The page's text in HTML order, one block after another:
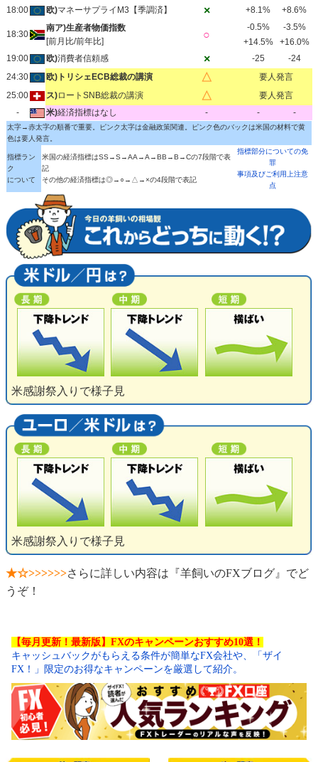
18:00
欧)マネーサプライM3【季調済】 × +8.1% +8.6%
18:30
南ア)生産者物価指数
[前月比/前年比]
○
-0.5%
-3.5%
+14.5%
+16.0%
19:00
欧)消費者信頼感 × -25
-24
24:30
欧)トリシェECB総裁の講演 △
要人発言
25:00
ス)ロートSNB総裁の講演 △
要人発言
-
米)経済指標はなし - - -
太字→赤太字の順番で重要。ピンク太字は金融政策関連。ピンク色のバックは米国の材料で黄
色は要人発言。
指標ラン
ク
について
米国の経済指標はSS→S→AA→A→BB→B→Cの7段階で表
記
その他の経済指標は◎→○→△→×の4段階で表記
指標部分についての免
罪
事項及びご利用上注意
点
米感謝祭入りで様子見
米感謝祭入りで様子見
★☆>>>>>>さらに詳しい内容は『羊飼いのFXブログ』でど
うぞ！
【毎月更新！最新版】FXのキャンペーンおすすめ10選！
キャッシュバックがもらえる条件が簡単なFX会社や、「ザイ
FX！」限定のお得なキャンペーンを厳選して紹介。